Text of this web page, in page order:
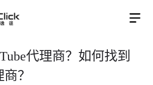
代理商？如何找到
？